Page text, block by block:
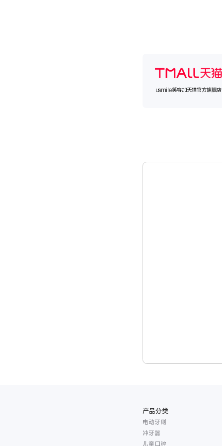
usmile笑容加天猫官方旗舰店
产品分类
电动牙刷
冲牙器
儿童口腔